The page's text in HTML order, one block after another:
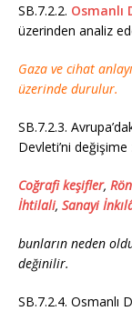
SB.7.2.2. Osmanlı
üzerinden analiz
Gaza ve cihat
üzerinde durulur.
SB.7.2.3.
Devleti’ni
Coğrafi keşifler,
İhtilali, Sanayi
bunların neden
değinilir.
SB.7.2.4. Osmanlı